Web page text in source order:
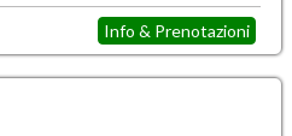
Info & Prenotazioni